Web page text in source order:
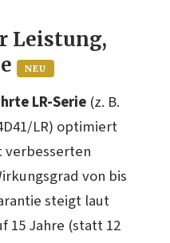
Leistung,
NEU
LR-Serie (z. B.
LR) optimiert
verbesserten
von bis
steigt laut
15 Jahre (statt 12